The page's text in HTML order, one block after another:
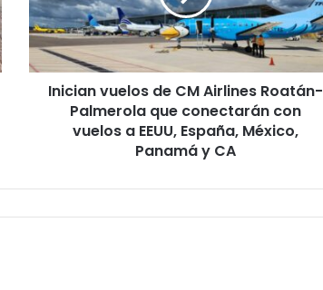
Roatán-
Palmerola
que
conectarán
y
Inician vuelos de CM Airlines Roatán-
Palmerola que conectarán con
vuelos a EEUU, España, México,
Panamá y CA